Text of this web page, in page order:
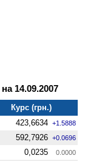
14.09.2007
Курс (грн.)
423,6634 +1.5888
592,7926 +0.0696
0,0235 0.0000